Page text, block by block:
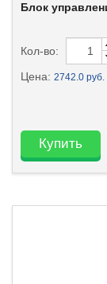
Блок
Кол-во:
Цена: 2742.0 руб.
Купить